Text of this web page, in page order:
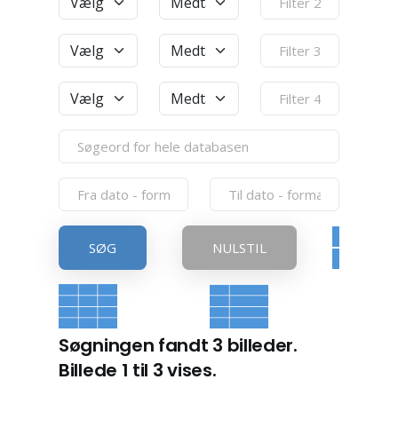
SØG NULSTIL
Søgningen fandt 3 billeder.
Billede 1 til 3 vises.